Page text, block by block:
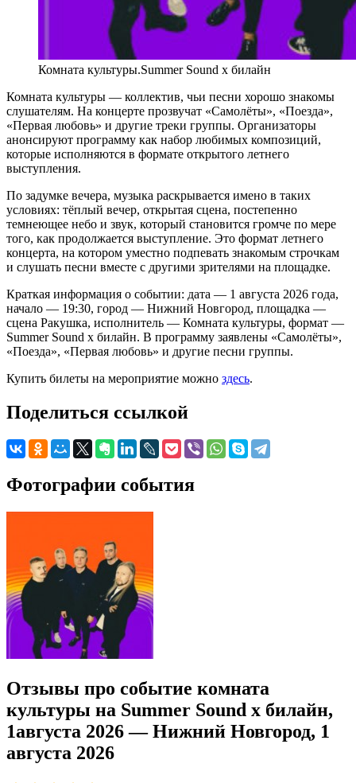
Комната культуры.Summer Sound х билайн
Комната культуры — коллектив, чьи песни хорошо знакомы
слушателям. На концерте прозвучат «Самолёты», «Поезда»,
«Первая любовь» и другие треки группы. Организаторы
анонсируют программу как набор любимых композиций,
которые исполняются в формате открытого летнего
выступления.
По задумке вечера, музыка раскрывается имено в таких
условиях: тёплый вечер, открытая сцена, постепенно
темнеющее небо и звук, который становится громче по мере
того, как продолжается выступление. Это формат летнего
концерта, на котором уместно подпевать знакомым строчкам
и слушать песни вместе с другими зрителями на площадке.
Краткая информация о событии: дата — 1 августа 2026 года,
начало — 19:30, город — Нижний Новгород, площадка —
сцена Ракушка, исполнитель — Комната культуры, формат —
Summer Sound х билайн. В программу заявлены «Самолёты»,
«Поезда», «Первая любовь» и другие песни группы.
Купить билеты на мероприятие можно здесь.
Поделиться ссылкой
Фотографии события
Отзывы про событие комната
культуры на Summer Sound х билайн,
1августа 2026 — Нижний Новгород, 1
августа 2026